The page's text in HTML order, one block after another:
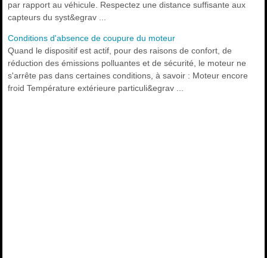
par rapport au véhicule. Respectez une distance suffisante aux
capteurs du syst&egrav ...
Conditions d'absence de coupure du moteur
Quand le dispositif est actif, pour des raisons de confort, de
réduction des émissions polluantes et de sécurité, le moteur ne
s'arrête pas dans certaines conditions, à savoir : Moteur encore
froid Température extérieure particuli&egrav ...